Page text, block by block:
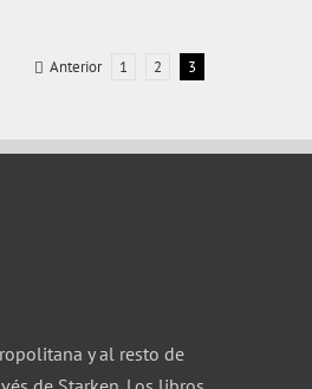
Anterior 1 2 3
y al resto de